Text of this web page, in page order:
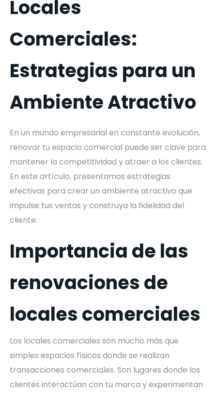
Locales
Comerciales:
Estrategias para un
Ambiente Atractivo
En un mundo empresarial en constante evolución,
renovar tu espacio comercial puede ser clave para
mantener la competitividad y atraer a los clientes.
En este artículo, presentamos estrategias
efectivas para crear un ambiente atractivo que
impulse tus ventas y construya la fidelidad del
cliente.
Importancia de las
renovaciones de
locales comerciales
Los locales comerciales son mucho más que
simples espacios físicos donde se realizan
transacciones comerciales. Son lugares donde los
clientes interactúan con tu marca y experimentan